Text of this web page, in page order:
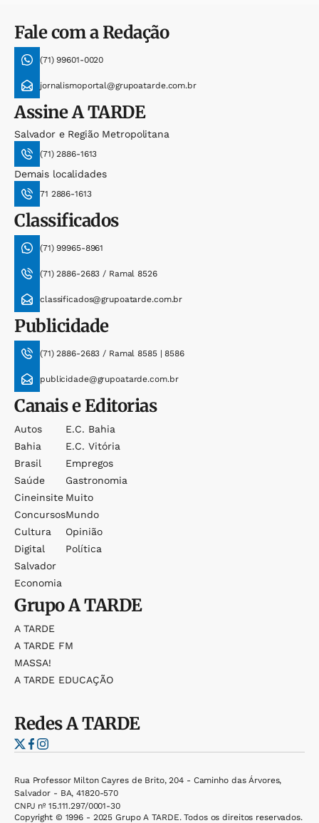
Fale com a Redação
(71) 99601-0020
jornalismoportal@grupoatarde.com.br
AssineA TARDE
Salvador e Região Metropolitana
(71) 2886-1613
Demais localidades
71 2886-1613
Classificados
(71) 99965-8961
(71) 2886-2683 / Ramal 8526
classificados@grupoatarde.com.br
Publicidade
(71) 2886-2683 / Ramal 8585 | 8586
publicidade@grupoatarde.com.br
Canais e Editorias
Autos
Bahia
Brasil
Saúde
Cineinsite
Concursos
Cultura
Digital
Salvador
Economia
E.c. Bahia
E.c. Vitória
Empregos
Gastronomia
Muito
Mundo
Opinião
Política
GrupoA TARDE
A TARDE
A TARDE FM
MASSA!
A TARDE EDUCAÇÃO
RedesA TARDE
Rua Professor Milton Cayres de Brito, 204 - Caminho das Árvores,
Salvador - BA, 41820-570
CNPJ nº 15.111.297/0001-30
Copyright © 1996 - 2025 Grupo A TARDE. Todos os direitos reservados.